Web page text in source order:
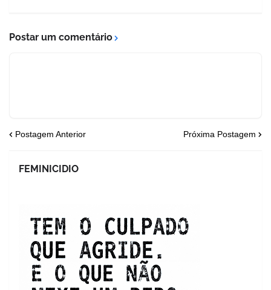
Postar um comentário
Postagem Anterior Próxima Postagem
FEMINICIDIO